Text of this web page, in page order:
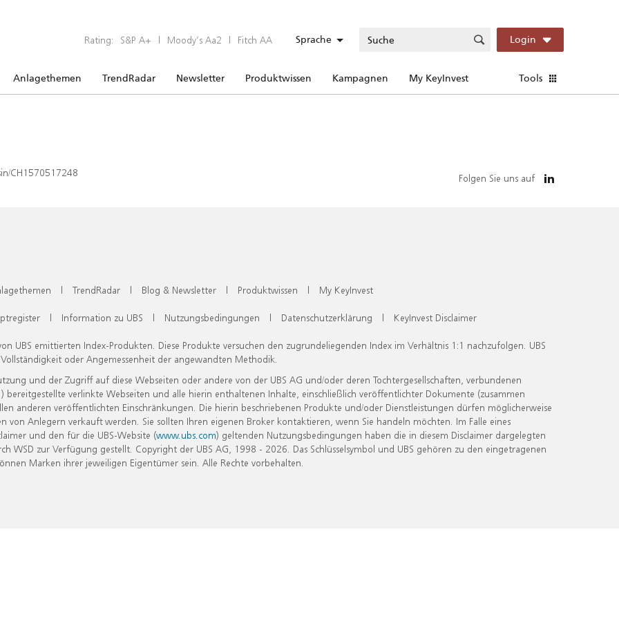
Rating: S&P A+ | Moody’s Aa2 | Fitch AA Sprache Login
Anlagethemen TrendRadar Newsletter Produktwissen Kampagnen My KeyInvest Tools
CH1570517248 Folgen Sie uns auf
| TrendRadar | Blog & Newsletter | Produktwissen | My KeyInvest
| Information zu UBS | Nutzungsbedingungen | Datenschutzerklärung | KeyInvest Disclaimer
UBS emittierten Index-Produkten. Diese Produkte versuchen den zugrundeliegenden Index im Verhältnis 1:1 nachzufolgen. UBS
oder Angemessenheit der angewandten Methodik.
und der Zugriff auf diese Webseiten oder andere von der UBS AG und/oder deren Tochtergesellschaften, verbundenen
verlinkte Webseiten und alle hierin enthaltenen Inhalte, einschließlich veröffentlichter Dokumente (zusammen
anderen veröffentlichten Einschränkungen. Die hierin beschriebenen Produkte und/oder Dienstleistungen dürfen möglicherweise
Anlegern verkauft werden. Sie sollten Ihren eigenen Broker kontaktieren, wenn Sie handeln möchten. Im Falle eines
und den für die UBS-Website (www.ubs.com) geltenden Nutzungsbedingungen haben die in diesem Disclaimer dargelegten
zur Verfügung gestellt. Copyright der UBS AG, 1998 - 2026. Das Schlüsselsymbol und UBS gehören zu den eingetragenen
Marken ihrer jeweiligen Eigentümer sein. Alle Rechte vorbehalten.